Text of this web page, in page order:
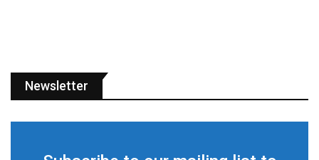
Newsletter